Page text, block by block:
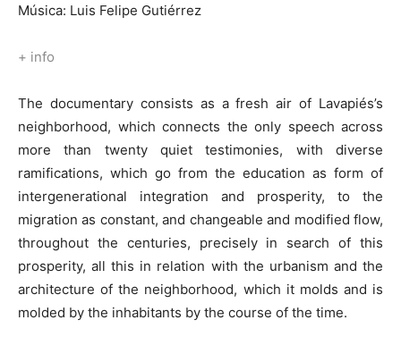
Música: Luis Felipe Gutiérrez
+ info
The documentary consists as a fresh air of Lavapiés’s
neighborhood, which connects the only speech across
more than twenty quiet testimonies, with diverse
ramifications, which go from the education as form of
intergenerational integration and prosperity, to the
migration as constant, and changeable and modified flow,
throughout the centuries, precisely in search of this
prosperity, all this in relation with the urbanism and the
architecture of the neighborhood, which it molds and is
molded by the inhabitants by the course of the time.